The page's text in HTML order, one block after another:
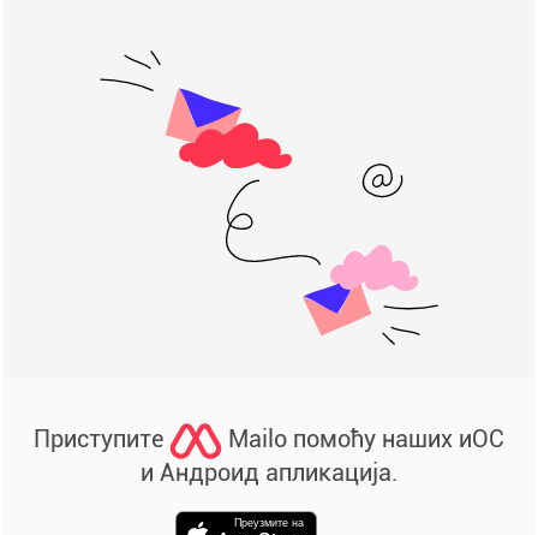
Приступите
Mailo помоћу наших иОС
и Андроид апликација.
Преузмите на